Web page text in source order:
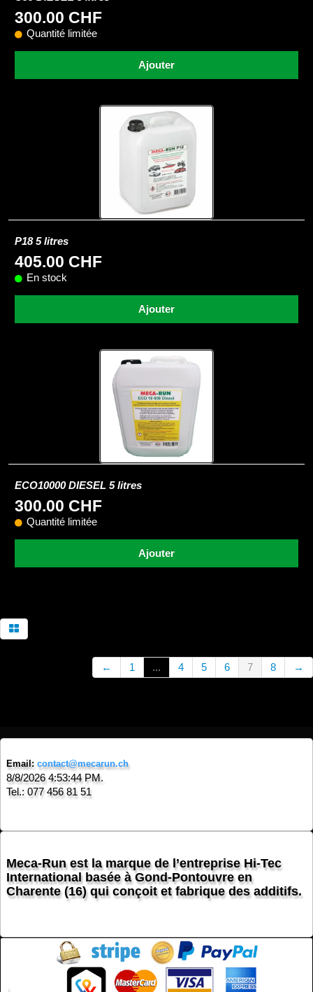
300.00 CHF
Quantité limitée
Ajouter
P18 5 litres
405.00 CHF
En stock
Ajouter
ECO10000 DIESEL 5 litres
300.00 CHF
Quantité limitée
Ajouter
← 1 ... 4 5 6 7 8 →
Email: contact@mecarun.ch
8/8/2026 4:53:44 PM.
Tel.: 077 456 81 51
Meca-Run est la marque de l’entreprise Hi-Tec
International basée à Gond-Pontouvre en
Charente (16) qui conçoit et fabrique des additifs.